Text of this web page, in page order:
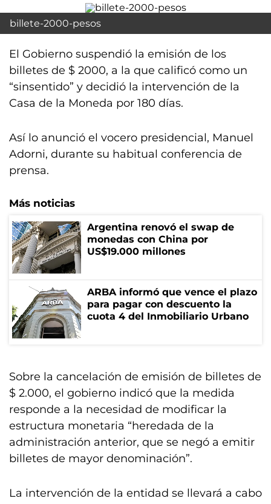
billete-2000-pesos
El Gobierno suspendió la emisión de los
billetes de $ 2000, a la que calificó como un
“sinsentido” y decidió la intervención de la
Casa de la Moneda por 180 días.
Así lo anunció el vocero presidencial, Manuel
Adorni, durante su habitual conferencia de
prensa.
Más noticias
Argentina renovó el swap de
monedas con China por
US$19.000 millones
ARBA informó que vence el plazo
para pagar con descuento la
cuota 4 del Inmobiliario Urbano
Sobre la cancelación de emisión de billetes de
$ 2.000, el gobierno indicó que la medida
responde a la necesidad de modificar la
estructura monetaria “heredada de la
administración anterior, que se negó a emitir
billetes de mayor denominación”.
La intervención de la entidad se llevará a cabo